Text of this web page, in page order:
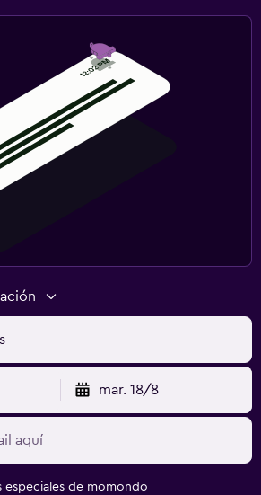
mar. 18/8
especiales de momondo